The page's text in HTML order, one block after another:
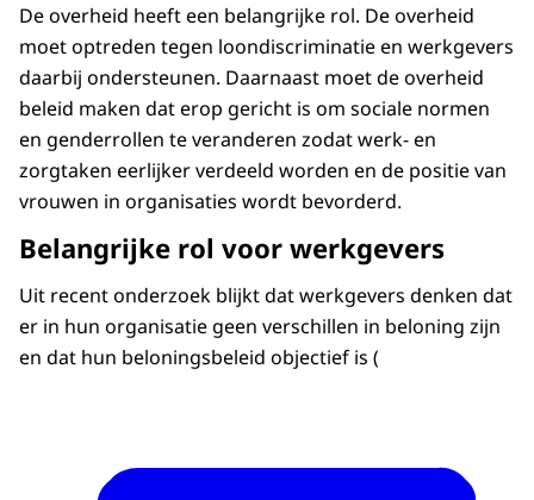
De overheid heeft een belangrijke rol. De overheid
moet optreden tegen loondiscriminatie en werkgevers
daarbij ondersteunen. Daarnaast moet de overheid
beleid maken dat erop gericht is om sociale normen
en genderrollen te veranderen zodat werk- en
zorgtaken eerlijker verdeeld worden en de positie van
vrouwen in organisaties wordt bevorderd.
Belangrijke rol voor werkgevers
Uit recent onderzoek blijkt dat werkgevers denken dat
er in hun organisatie geen verschillen in beloning zijn
en dat hun beloningsbeleid objectief is (